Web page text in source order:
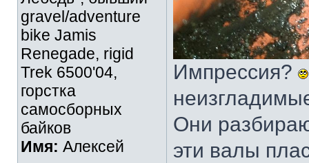
gravel/adventure
bike Jamis
Renegade, rigid
Trek 6500'04,
горстка
самосборных
байков
Имя: Алексей
Импрессия?
Они
эти валы